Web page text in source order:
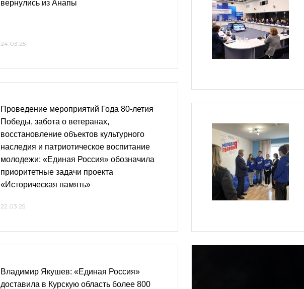
вернулись из Анапы
24.03.25
Проведение мероприятий Года 80-летия
Победы, забота о ветеранах,
восстановление объектов культурного
наследия и патриотическое воспитание
молодежи: «Единая Россия» обозначила
приоритетные задачи проекта
«Историческая память»
22.03.25
Владимир Якушев: «Единая Россия»
доставила в Курскую область более 800